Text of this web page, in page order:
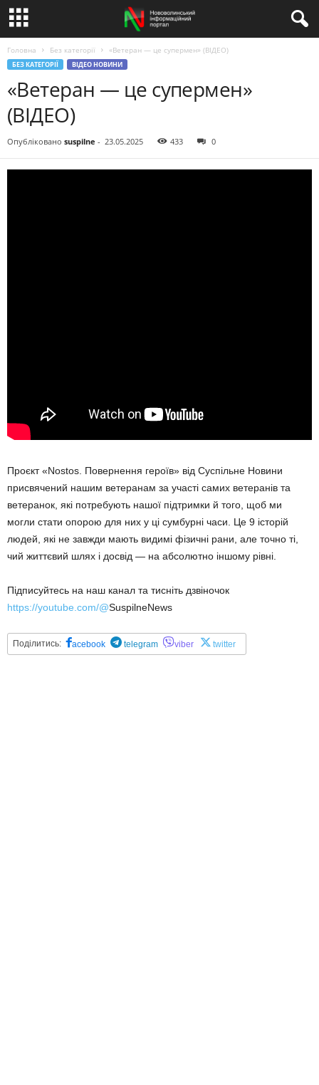
Головна Без категорії «Ветеран — це супермен» (ВІДЕО)
БЕЗ КАТЕГОРІЇ ВІДЕО НОВИНИ
«Ветеран — це супермен»
(ВІДЕО)
Опубліковано suspilne - 23.05.2025 433 0
Проєкт «Nostos. Повернення героїв» від Суспільне Новини
присвячений нашим ветеранам за участі самих ветеранів та
ветеранок, які потребують нашої підтримки й того, щоб ми
могли стати опорою для них у ці сумбурні часи. Це 9 історій
людей, які не завжди мають видимі фізичні рани, але точно ті,
чий життєвий шлях і досвід — на абсолютно іншому рівні.
Підписуйтесь на наш канал та тисніть дзвіночок
https://youtube.com/@SuspilneNews
Поділитись: acebook telegram viber twitter